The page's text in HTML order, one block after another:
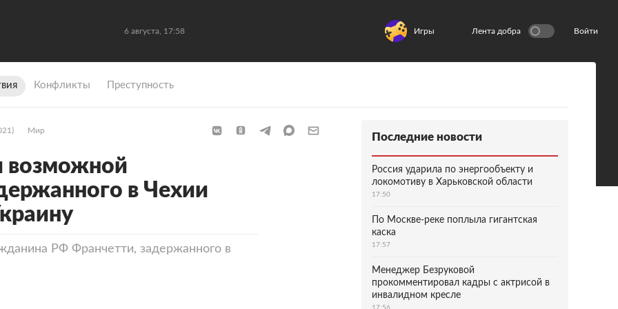
6 августа, 17:58 Игры Лента добра Войти
Конфликты Преступность
Мир
возможной
в Чехии
РФ Франчетти, задержанного в
Последние новости
Россия ударила по энергообъекту и
локомотиву в Харьковской области
17:50
По Москве-реке поплыла гигантская
каска
17:57
Менеджер Безруковой
прокомментировал кадры с актрисой в
инвалидном кресле
17:56